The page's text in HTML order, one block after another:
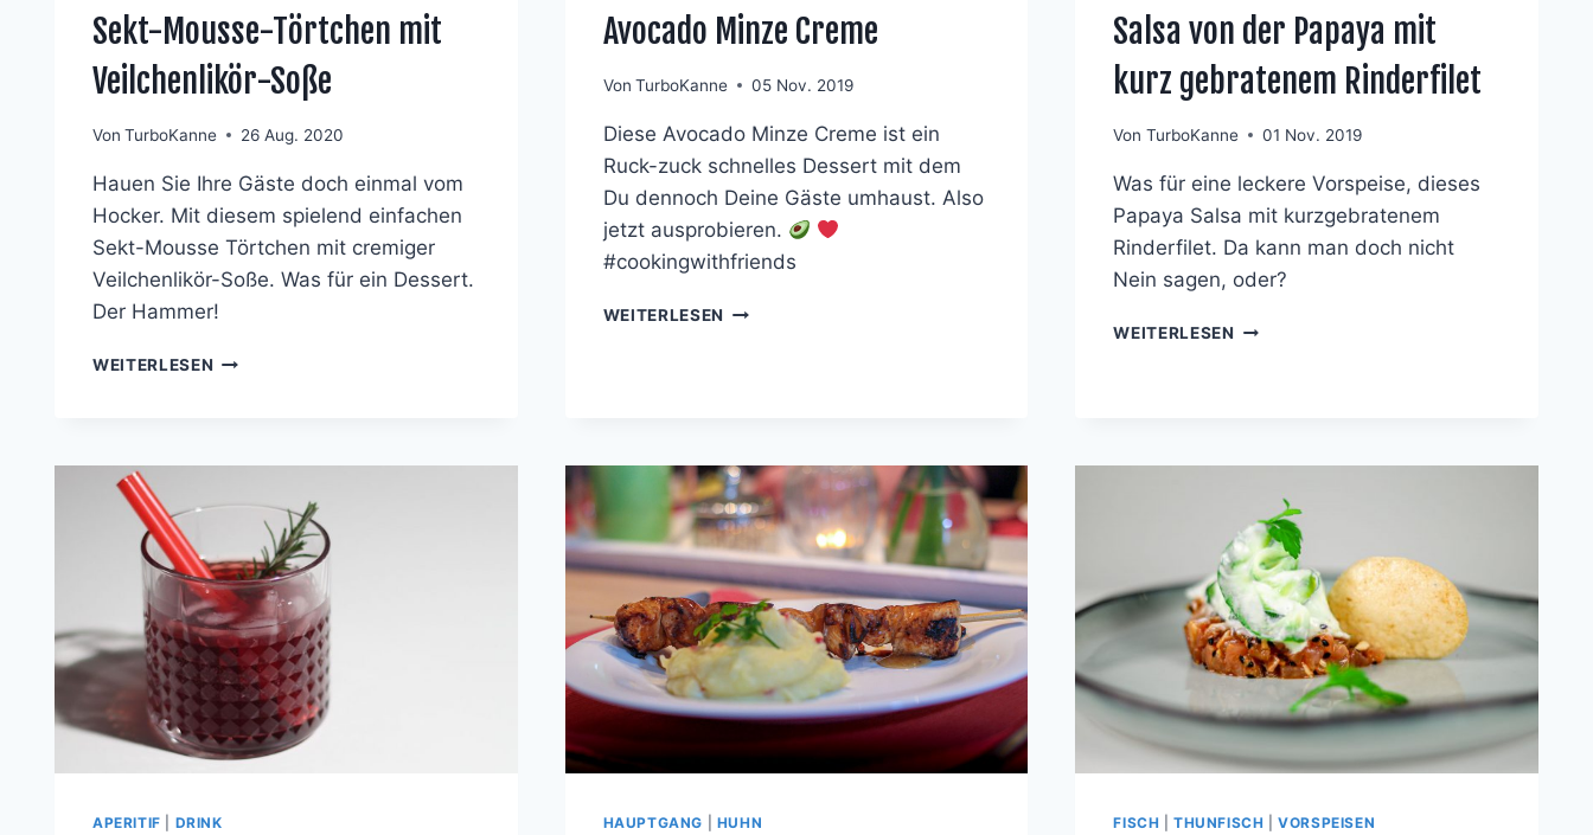
Sekt-Mousse-Törtchen mit
Veilchenlikör-Soße
Von TurboKanne 26 Aug. 2020
Hauen Sie Ihre Gäste doch einmal vom
Hocker. Mit diesem spielend einfachen
Sekt-Mousse Törtchen mit cremiger
Veilchenlikör-Soße. Was für ein Dessert.
Der Hammer!
WEITERLESEN SEKT-
Avocado Minze Creme
Von TurboKanne 05 Nov. 2019
Diese Avocado Minze Creme ist ein
Ruck-zuck schnelles Dessert mit dem
Du dennoch Deine Gäste umhaust. Also
jetzt ausprobieren.
#cookingwithfriends
WEITERLESEN AVOCADO
Salsa von der Papaya mit
kurz gebratenem Rinderfilet
Von TurboKanne 01 Nov. 2019
Was für eine leckere Vorspeise, dieses
Papaya Salsa mit kurzgebratenem
Rinderfilet. Da kann man doch nicht
Nein sagen, oder?
WEITERLESEN SALSA
RINDERFILET
APERITIF DRINK HAUPTGANG HUHN FISCH |THUNFISCH |VORSPEISEN